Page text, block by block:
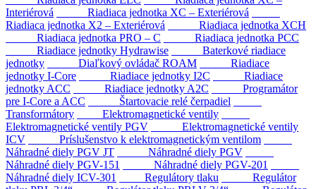
Interiérová
Riadiaca jednotka XC – Exteriérová
Riadiaca jednotka X2 – Exteriérová
Riadiaca jednotka XCH
Riadiaca jednotka PRO – C
Riadiaca jednotka PCC
Riadiace jednotky Hydrawise
Baterkové riadiace
jednotky
Diaľkový ovládač ROAM
Riadiace
jednotky I-Core
Riadiace jednotky I2C
Riadiace
jednotky ACC
Riadiace jednotky A2C
Programátor
pre I-Core a ACC
Štartovacie relé čerpadiel
Transformátory
Elektromagnetické ventily
Elektromagnetické ventily PGV
Elektromagnetické ventily
ICV
Príslušenstvo k elektromagnetickým ventilom
Náhradné diely PGV JT
Náhradné diely PGV
Náhradné diely PGV-151
Náhradné diely PGV-201
Náhradné diely ICV-301
Regulátory tlaku
Regulátor